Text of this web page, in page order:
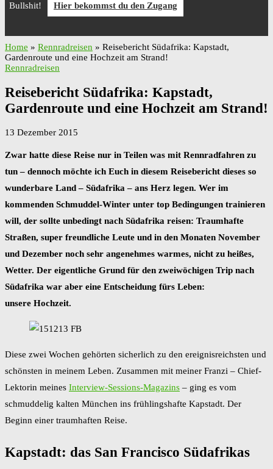
Bullshit! Hier bekommst du den Zugang
Home » Rennradreisen » Reisebericht Südafrika: Kapstadt,
Gardenroute und eine Hochzeit am Strand!
Rennradreisen
Reisebericht Südafrika: Kapstadt,
Gardenroute und eine Hochzeit am Strand!
13 Dezember 2015
Zwar hatte diese Reise nur in Teilen was mit Rennradfahren zu
tun – dennoch möchte ich Euch in diesem Reisebericht dieses so
wunderbare Land – Südafrika – ans Herz legen. Wer im
kommenden Schmuddel-Winter unter top Bedingungen trainieren
will, der sollte unbedingt nach Südafrika reisen: Traumhafte
Straßen, super freundliche Leute und in den Monaten November
und Dezember noch sehr angenehmes warmes, nicht zu heißes,
Wetter. Der eigentliche Grund für den zweiwöchigen Trip nach
Südafrika war aber eine Entscheidung fürs Leben:
unsere Hochzeit.
Diese zwei Wochen gehörten sicherlich zu den ereignisreichsten und
schönsten in meinem Leben. Zusammen mit meiner Franzi – Chief-
Lektorin meines Interview-Sessions-Magazins – ging es vom
schmuddelig kalten München ins frühlingshafte Kapstadt. Der
Beginn einer traumhaften Reise.
Kapstadt: das San Francisco Südafrikas